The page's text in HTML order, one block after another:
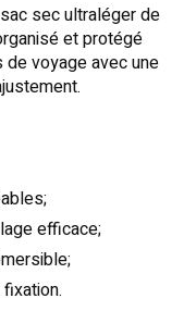
sec ultraléger de
et protégé
voyage avec une
efficace;